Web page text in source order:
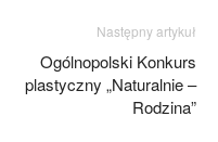
Następny artykuł
Ogólnopolski Konkurs
plastyczny „Naturalnie –
Rodzina”